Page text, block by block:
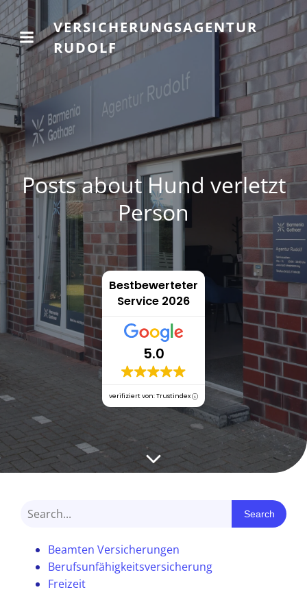
VERSICHERUNGSAGENTUR
RUDOLF
Posts about Hund verletzt
Person
Bestbewerteter
Service 2026
5.0
verifiziert von: Trustindex
Search
Beamten Versicherungen
Berufsunfähigkeitsversicherung
Freizeit